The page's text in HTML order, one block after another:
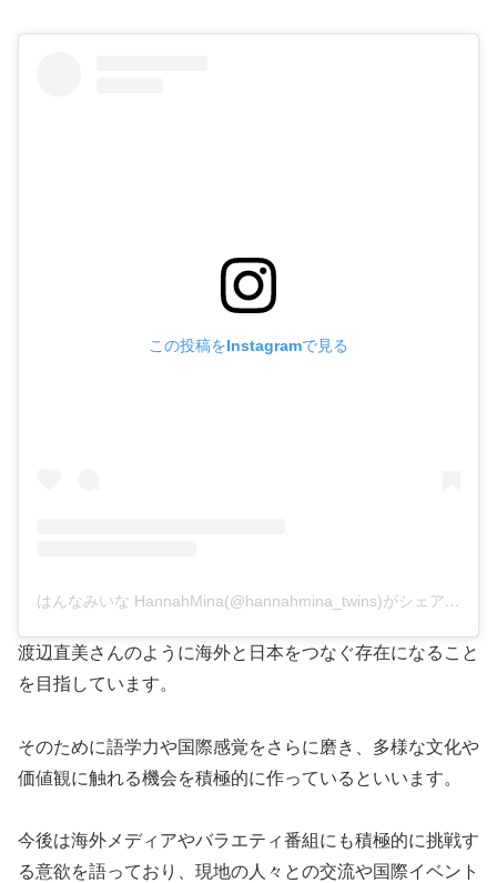
この投稿をInstagramで見る
はんなみいな HannahMina(@hannahmina_twins)がシェアした投稿
渡辺直美さんのように海外と日本をつなぐ存在になること
を目指しています。
そのために語学力や国際感覚をさらに磨き、多様な文化や
価値観に触れる機会を積極的に作っているといいます。
今後は海外メディアやバラエティ番組にも積極的に挑戦す
る意欲を語っており、現地の人々との交流や国際イベント